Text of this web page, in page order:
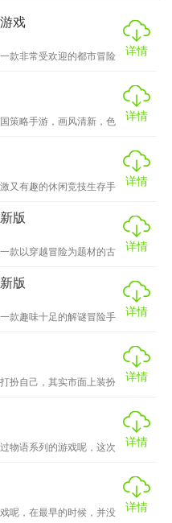
戏
款非常受欢迎的都市冒险
详情
策略手游，画风清新，色
详情
又有趣的休闲竞技生存手
详情
版
款以穿越冒险为题材的古
详情
版
款趣味十足的解谜冒险手
详情
扮自己，其实市面上装扮
详情
物语系列的游戏呢，这次
详情
呢，在最早的时候，并没
详情